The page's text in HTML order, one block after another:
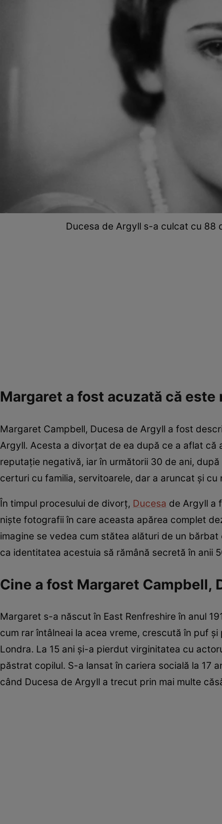
Ducesa de Argyll s-a culcat cu 88
Margaret a fost acuzată că este
Margaret Campbell, Ducesa de Argyll a fost
Argyll. Acesta a divorțat de ea după ce a aflat că
reputație negativă, iar în următorii 30 de ani,
certuri cu familia, servitoarele, dar a aruncat și
În timpul procesului de divorț, Ducesa de Argyll a
niște fotografii în care aceasta apărea complet
imagine se vedea cum stătea alături de un
ca identitatea acestuia să rămână secretă în anii
Cine a fost Margaret Campbell,
Margaret s-a născut în East Renfreshire în anul
cum rar întâlneai la acea vreme, crescută în puf
Londra. La 15 ani și-a pierdut virginitatea cu
păstrat copilul. S-a lansat în cariera socială la 17
când Ducesa de Argyll a trecut prin mai multe